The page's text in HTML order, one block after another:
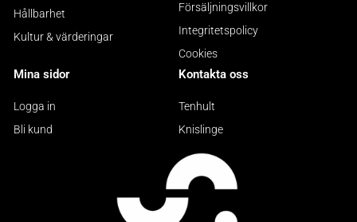
Hållbarhet
Kultur & värderingar
Försäljningsvillkor
Integritetspolicy
Cookies
Mina sidor
Logga in
Bli kund
Kontakta oss
Tenhult
Knislinge